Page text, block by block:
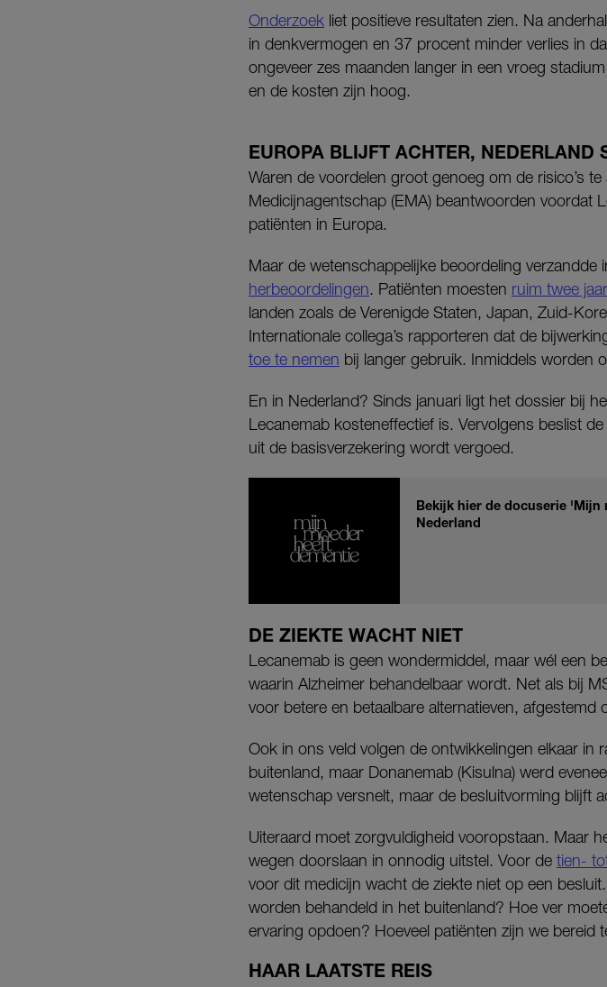
Onderzoek liet positieve resultaten zien. Na
in denkvermogen en 37 procent minder verlies in
ongeveer zes maanden langer in een vroeg
en de kosten zijn hoog.
EUROPA BLIJFT ACHTER, NEDERLAND
Waren de voordelen groot genoeg om de risico’s
Medicijnagentschap (EMA) beantwoorden voordat
patiënten in Europa.
Maar de wetenschappelijke beoordeling verzandde
herbeoordelingen. Patiënten moesten ruim twee jaar
landen zoals de Verenigde Staten, Japan, Zuid-
Internationale collega’s rapporteren dat de
toe te nemen bij langer gebruik. Inmiddels worden
En in Nederland? Sinds januari ligt het dossier bij
Lecanemab kosteneffectief is. Vervolgens beslist
uit de basisverzekering wordt vergoed.
Bekijk hier de docuserie 'Mijn
Nederland
DE ZIEKTE WACHT NIET
Lecanemab is geen wondermiddel, maar wél een
waarin Alzheimer behandelbaar wordt. Net als bij
voor betere en betaalbare alternatieven, afgestemd
Ook in ons veld volgen de ontwikkelingen elkaar
buitenland, maar Donanemab (Kisulna) werd
wetenschap versnelt, maar de besluitvorming blijft
Uiteraard moet zorgvuldigheid vooropstaan. Maar
wegen doorslaan in onnodig uitstel. Voor de tien-
voor dit medicijn wacht de ziekte niet op een
worden behandeld in het buitenland? Hoe ver
ervaring opdoen? Hoeveel patiënten zijn we bereid
HAAR LAATSTE REIS